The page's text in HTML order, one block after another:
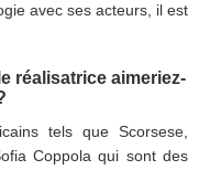
avec ses acteurs, il est
réalisatrice aimeriez-
tels que Scorsese,
Coppola qui sont des